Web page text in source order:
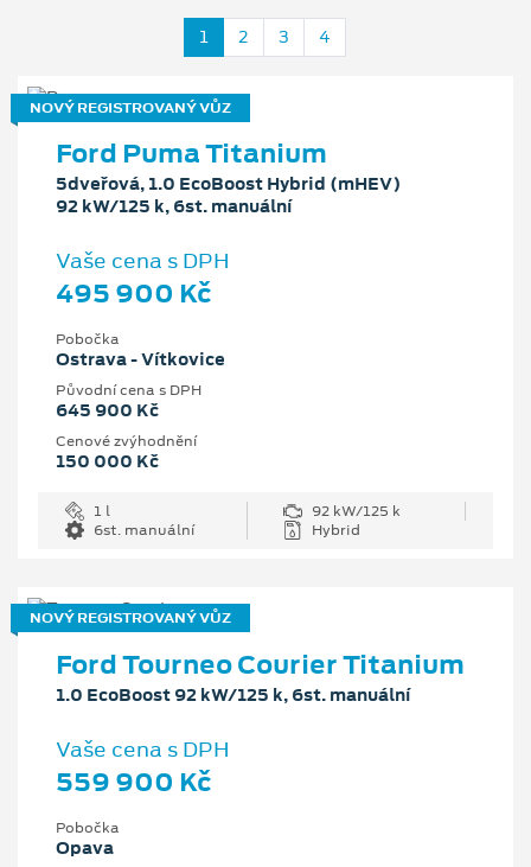
1 2 3 4
NOVÝ REGISTROVANÝ VŮZ
Ford Puma Titanium
5dveřová, 1.0 EcoBoost Hybrid (mHEV)
92 kW/125 k, 6st. manuální
Vaše cena s DPH
495 900 Kč
Pobočka
Ostrava - Vítkovice
Původní cena s DPH
645 900 Kč
Cenové zvýhodnění
150 000 Kč
1 l
92 kW/125 k
6st. manuální
Hybrid
NOVÝ REGISTROVANÝ VŮZ
Ford Tourneo Courier Titanium
1.0 EcoBoost 92 kW/125 k, 6st. manuální
Vaše cena s DPH
559 900 Kč
Pobočka
Opava